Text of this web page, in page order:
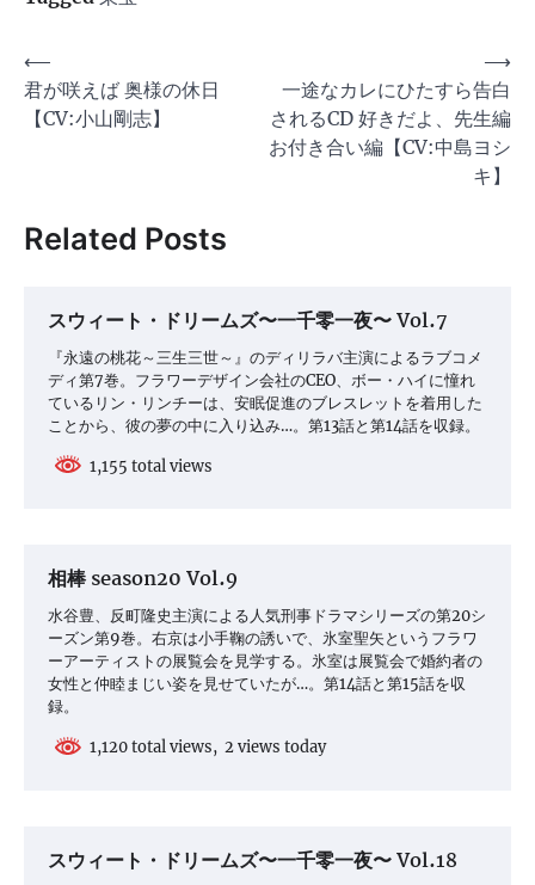
投
稿
ナ
ー
⟵
君が咲えば 奥様の休日
【CV:小山剛志】
一途なカレにひたすら告白
されるCD 好きだよ、先生編
お付き合い編【CV:中島ヨシ
キ】
⟶
Related Posts
スウィート・ドリームズ〜一千零一夜〜 Vol.7
『永遠の桃花～三生三世～』のディリラバ主演によるラブコメ
ディ第7巻。フラワーデザイン会社のCEO、ボー・ハイに憧れ
ているリン・リンチーは、安眠促進のブレスレットを着用した
ことから、彼の夢の中に入り込み…。第13話と第14話を収録。
1,155 total views
相棒 season20 Vol.9
水谷豊、反町隆史主演による人気刑事ドラマシリーズの第20シ
ーズン第9巻。右京は小手鞠の誘いで、氷室聖矢というフラワ
ーアーティストの展覧会を見学する。氷室は展覧会で婚約者の
女性と仲睦まじい姿を見せていたが…。第14話と第15話を収
録。
1,120 total views, 2 views today
スウィート・ドリームズ〜一千零一夜〜 Vol.18